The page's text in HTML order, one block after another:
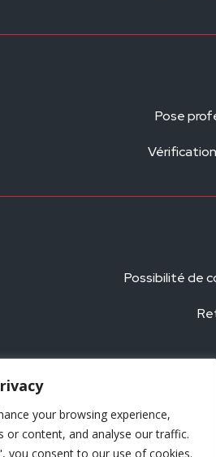
your browsing experience,
or content, and analyse our traffic.
you consent to our use of cookies.
Pose
Possibilité de